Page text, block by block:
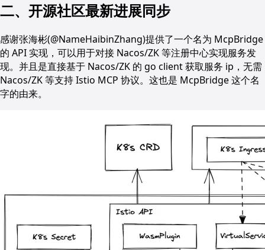
二、开源社区最新进展同步
感谢张海彬(@NameHaibinZhang)提供了一个名为 McpBridge
的 API 实现，可以用于对接 Nacos/ZK 等注册中心实现服务发
现。并且是直接基于 Nacos/ZK 的 go client 获取服务 ip，无需
Nacos/ZK 等支持 Istio MCP 协议。这也是 McpBridge 这个名
字的由来。